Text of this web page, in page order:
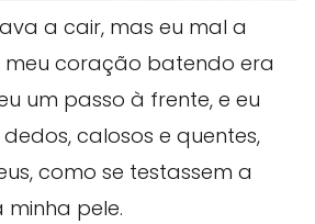
a cair, mas eu mal a
meu coração batendo era
um passo à frente, e eu
dedos, calosos e quentes,
como se testassem a
pele.